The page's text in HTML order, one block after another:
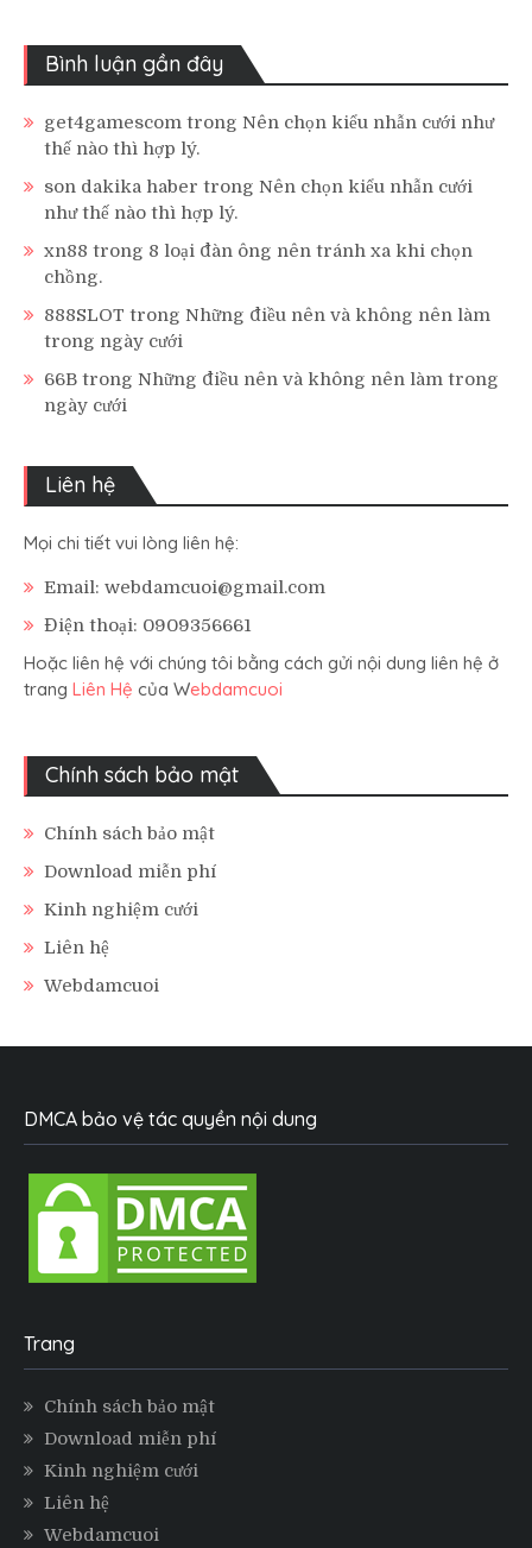
Bình luận gần đây
get4gamescom trong Nên chọn kiểu nhẫn cưới như
thế nào thì hợp lý.
son dakika haber trong Nên chọn kiểu nhẫn cưới
như thế nào thì hợp lý.
xn88 trong 8 loại đàn ông nên tránh xa khi chọn
chồng.
888SLOT trong Những điều nên và không nên làm
trong ngày cưới
66B trong Những điều nên và không nên làm trong
ngày cưới
Liên hệ
Mọi chi tiết vui lòng liên hệ:
Email: webdamcuoi@gmail.com
Điện thoại: 0909356661
Hoặc liên hệ với chúng tôi bằng cách gửi nội dung liên hệ ở
trang Liên Hệ của Webdamcuoi
Chính sách bảo mật
Chính sách bảo mật
Download miễn phí
Kinh nghiệm cưới
Liên hệ
Webdamcuoi
DMCA bảo vệ tác quyền nội dung
Trang
Chính sách bảo mật
Download miễn phí
Kinh nghiệm cưới
Liên hệ
Webdamcuoi